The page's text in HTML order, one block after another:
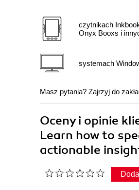
czytnikach
Onyx Booxs i
systemach
Masz pytania? Zajrzyj do
Oceny i opinie
Learn how to
actionable